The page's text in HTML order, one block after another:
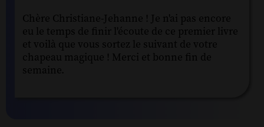
Chère Christiane-Jehanne ! Je n'ai pas encore
eu le temps de finir l'écoute de ce premier livre
et voilà que vous sortez le suivant de votre
chapeau magique ! Merci et bonne fin de
semaine.